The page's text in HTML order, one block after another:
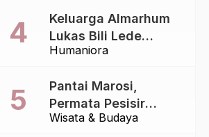
Daerah!
Humaniora
Keluarga Almarhum
Lukas Bili Lede
Sampaikan Terima
Berbagai Pihak dalam
Pemulangan Jenazah
dari Bali ke Sumba
Wisata & Budaya
Pantai Marosi,
Permata Pesisir
Sumba Barat yang